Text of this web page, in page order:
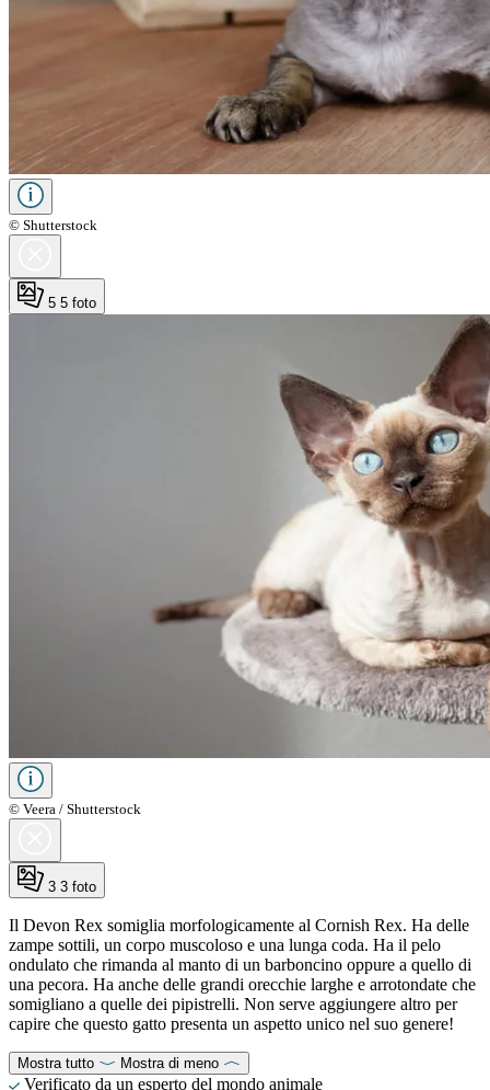
© Shutterstock
5 5 foto
© Veera / Shutterstock
3 3 foto
Il Devon Rex somiglia morfologicamente al Cornish Rex. Ha delle
zampe sottili, un corpo muscoloso e una lunga coda. Ha il pelo
ondulato che rimanda al manto di un barboncino oppure a quello di
una pecora. Ha anche delle grandi orecchie larghe e arrotondate che
somigliano a quelle dei pipistrelli. Non serve aggiungere altro per
capire che questo gatto presenta un aspetto unico nel suo genere!
Mostra tutto Mostra di meno
Verificato da un esperto del mondo animale